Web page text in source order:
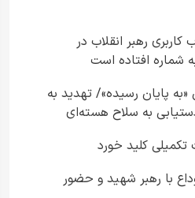
رهبر انقلاب در
شماره افتاده است​
پایان رسیده»/ تهدید به
به سلاح هسته‌ای
کلید خورد
با رهبر شهید و حضور